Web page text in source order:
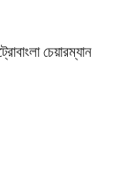
চেয়ারম্যান